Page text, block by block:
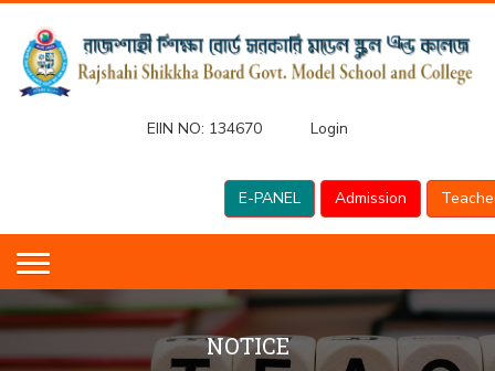
EIIN NO: 134670 Login
E-PANEL Admission
NOTICE